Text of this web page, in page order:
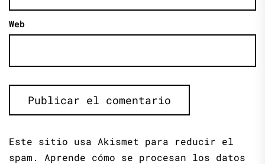
Web
Este sitio usa Akismet para reducir el
spam. Aprende cómo se procesan los datos